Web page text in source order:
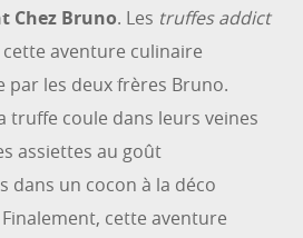
Chez Bruno. Les truffes addict
aventure culinaire
par les deux frères Bruno.
truffe coule dans leurs veines
assiettes au goût
dans un cocon à la déco
cette aventure